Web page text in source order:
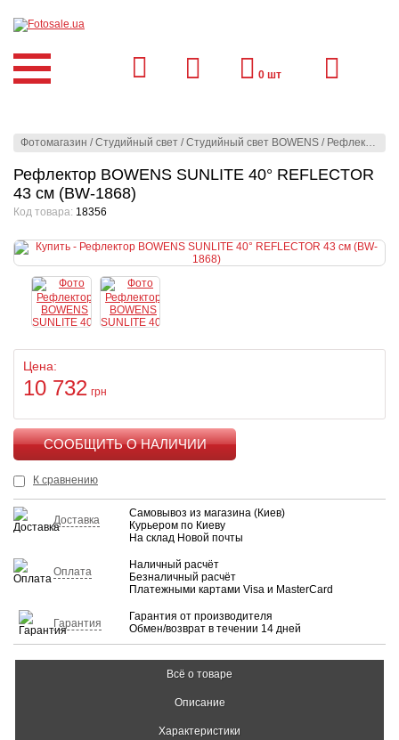
Фотомагазин /Студийный свет /Студийный свет BOWENS / Рефлекторы
Рефлектор BOWENS SUNLITE 40° REFLECTOR
43 см (BW-1868)
Код товара: 18356
Цена:
10 732 грн
К сравнению
Доставка
Самовывоз из магазина (Киев)
Курьером по Киеву
На склад Новой почты
Оплата
Наличный расчёт
Безналичный расчёт
Платежными картами Visa и MasterCard
Гарантия
Гарантия от производителя
Обмен/возврат в течении 14 дней
Всё о товаре
Описание
Характеристики
0 шт